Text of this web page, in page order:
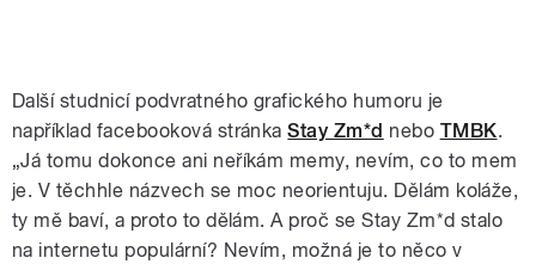
Další studnicí podvratného grafického humoru je
například facebooková stránkaStay Zm*d nebo TMBK.
„Já tomu dokonce ani neříkám memy, nevím, co to mem
je. V těchhle názvech se moc neorientuju. Dělám koláže,
ty mě baví, a proto to dělám. A proč se Stay Zm*d stalo
na internetu populární? Nevím, možná je to něco v